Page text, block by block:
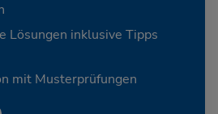
Lösungen inklusive Tipps
mit Musterprüfungen